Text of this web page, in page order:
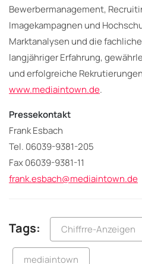
Bewerbermanagement,
Imagekampagnen und
Marktanalysen und die
langjähriger Erfahrung,
und erfolgreiche
www.mediaintown.de.
Pressekontakt
Frank Esbach
Tel. 06039-9381-205
Fax 06039-9381-11
frank.esbach@mediaintown.de
Tags: Chiffrre-Anzeigen
mediaintown